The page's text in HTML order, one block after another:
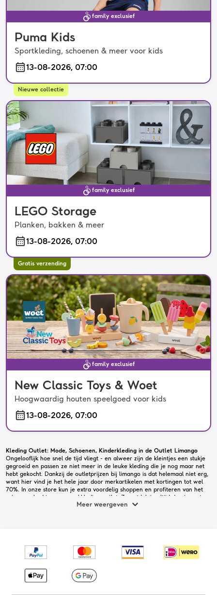
family exclusief
Puma Kids
Sportkleding, schoenen & meer voor kids
13-08-2026, 07:00
Nieuwe collectie
family exclusief
LEGO Storage
Planken, bakken & meer
13-08-2026, 07:00
Gratis verzending
family exclusief
New Classic Toys & Woet
Hoogwaardig houten speelgoed voor kids
13-08-2026, 07:00
Kleding Outlet: Mode, Schoenen, Kinderkleding in de Outlet Limango
Ongelooflijk hoe snel de tijd vliegt - en alweer zijn de kleintjes een stukje
gegroeid en passen ze niet meer in de leuke kleding die je nog maar net
hebt gekocht. Dankzij de outletprijzen bij limango is dat helemaal niet erg,
want hier vind je het hele jaar door merkartikelen met kortingen tot wel
70%. In onze store kun je extra voordelig shoppen en profiteren van het
ruime aanbod in onze
merkkleding outlet . Zo ontdek je altijd de nieuwste
collecties en aanbiedingen. Zo blijft de kledingkast van jouw kleintjes altijd
schoenen, tassen of bijpassende
- voordelig winkelen wordt zo
echt leuk, beloofd! Zelfs dirndls en traditionele klederdracht kun je bij
limango meubels en
accessoires voor elke kamer.
Meer weergeven